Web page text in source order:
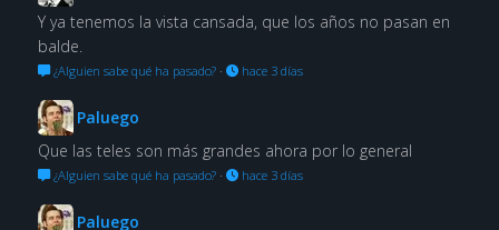
Y ya tenemos la vista cansada, que los años no pasan en
balde.
¿Alguien sabe qué ha pasado?· hace 3 días
Paluego
Que las teles son más grandes ahora por lo general
¿Alguien sabe qué ha pasado?· hace 3 días
Paluego